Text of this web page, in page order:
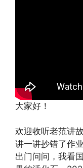
大家好！
欢迎收听老范讲
讲一讲抄错了作
出门问问，我看